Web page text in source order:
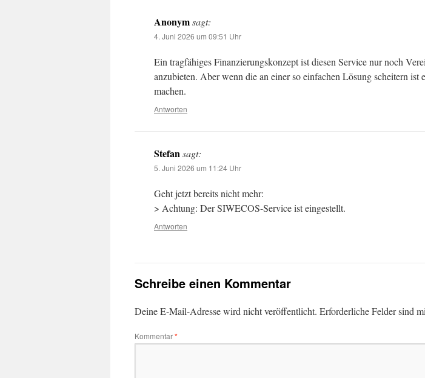
Anonymsagt:
4. Juni 2026 um 09:51 Uhr
Ein tragfähiges Finanzierungskonzept ist diesen Service nur noch
anzubieten. Aber wenn die an einer so einfachen Lösung scheitern ist
machen.
Antworten
Stefansagt:
5. Juni 2026 um 11:24 Uhr
Geht jetzt bereits nicht mehr:
> Achtung: Der SIWECOS-Service ist eingestellt.
Antworten
Schreibe einen Kommentar
Deine E-Mail-Adresse wird nicht veröffentlicht. Erforderliche Felder sind
Kommentar*